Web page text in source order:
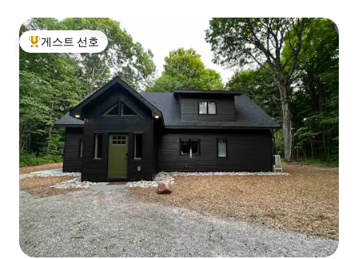
상위 게스트 선호
게스트 선호